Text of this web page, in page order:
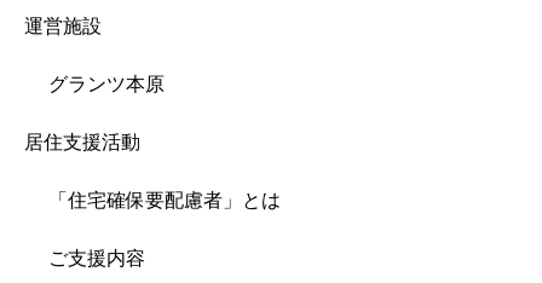
運営施設
グランツ本原
居住支援活動
「住宅確保要配慮者」とは
ご支援内容